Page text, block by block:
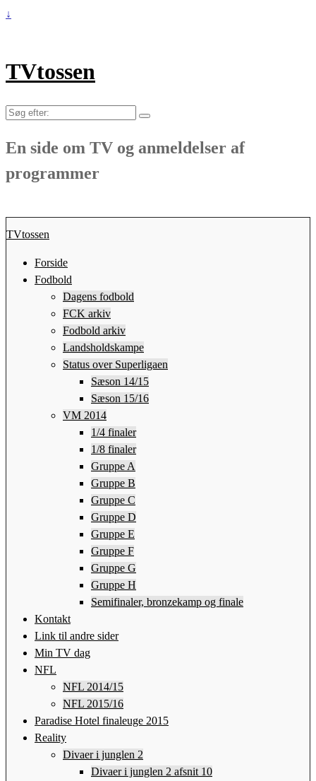
↓
TVtossen
Søg
En side om TV og anmeldelser af
programmer
TVtossen
Forside
Fodbold
Dagens fodbold
FCK arkiv
Fodbold arkiv
Landsholdskampe
Status over Superligaen
Sæson 14/15
Sæson 15/16
VM 2014
1/4 finaler
1/8 finaler
Gruppe A
Gruppe B
Gruppe C
Gruppe D
Gruppe E
Gruppe F
Gruppe G
Gruppe H
Semifinaler, bronzekamp og finale
Kontakt
Link til andre sider
Min TV dag
NFL
NFL 2014/15
NFL 2015/16
Paradise Hotel finaleuge 2015
Reality
Divaer i junglen 2
Divaer i junglen 2 afsnit 10